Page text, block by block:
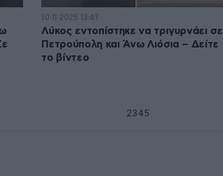
10·11·2025 13:47
Λύκος εντοπίστηκε να τριγυρνάει σε
Πετρούπολη και Άνω Λιόσια – Δείτε
το βίντεο
23 4 5